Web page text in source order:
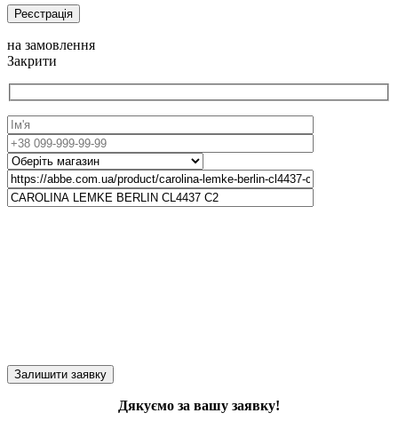
Реєстрація
на замовлення
Закрити
Дякуємо за вашу заявку!